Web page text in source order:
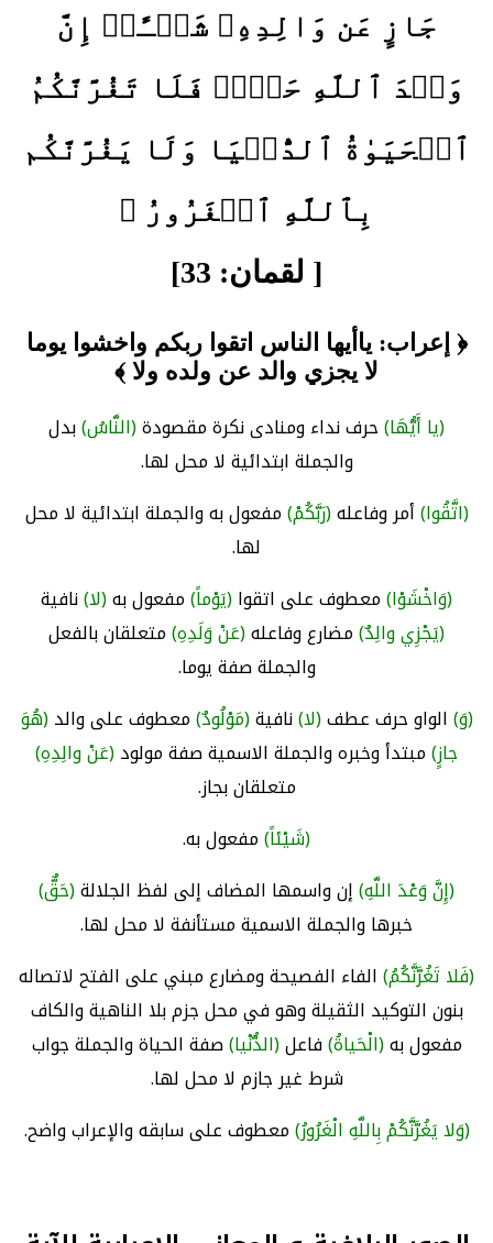
جَازٍ عَن وَالِدِهِۦ شَيۡـًٔاۚ إِنَّ
وَعۡدَ ٱللَّهِ حَقّٞۖ فَلَا تَغُرَّنَّكُمُ
ٱلۡحَيَوٰةُ ٱلدُّنۡيَا وَلَا يَغُرَّنَّكُم
بِٱللَّهِ ٱلۡغَرُورُ ﴾
[ لقمان: 33]
﴿ إعراب: ياأيها الناس اتقوا ربكم واخشوا يوما
لا يجزي والد عن ولده ولا ﴾
(يا أَيُّهَا)حرف نداء ومنادى نكرة مقصودة(النَّاسُ)بدل
والجملة ابتدائية لا محل لها.
(اتَّقُوا)أمر وفاعله(رَبَّكُمْ)مفعول به والجملة ابتدائية لا محل
لها.
(وَاخْشَوْا)معطوف على اتقوا(يَوْماً)مفعول به(لا)نافية
(يَجْزِي والِدٌ)مضارع وفاعله(عَنْ وَلَدِهِ)متعلقان بالفعل
والجملة صفة يوما.
(وَ)الواو حرف عطف(لا)نافية(مَوْلُودٌ)معطوف على والد(هُوَ
جازٍ)مبتدأ وخبره والجملة الاسمية صفة مولود(عَنْ والِدِهِ)
متعلقان بجاز.
(شَيْئاً)مفعول به.
(إِنَّ وَعْدَ اللَّهِ)إن واسمها المضاف إلى لفظ الجلالة(حَقٌّ)
خبرها والجملة الاسمية مستأنفة لا محل لها.
(فَلا تَغُرَّنَّكُمُ)الفاء الفصيحة ومضارع مبني على الفتح لاتصاله
بنون التوكيد الثقيلة وهو في محل جزم بلا الناهية والكاف
مفعول به(الْحَياةُ)فاعل(الدُّنْيا)صفة الحياة والجملة جواب
شرط غير جازم لا محل لها.
(وَلا يَغُرَّنَّكُمْ بِاللَّهِ الْغَرُورُ)معطوف على سابقه والإعراب واضح.